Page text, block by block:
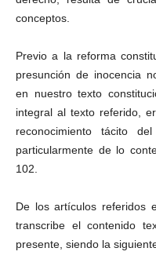
conceptos.
Previo a la reforma
presunción de inocencia
en nuestro texto
integral al texto referido,
reconocimiento tácito del
particularmente de lo
102.
De los artículos referidos
transcribe el contenido
presente, siendo la